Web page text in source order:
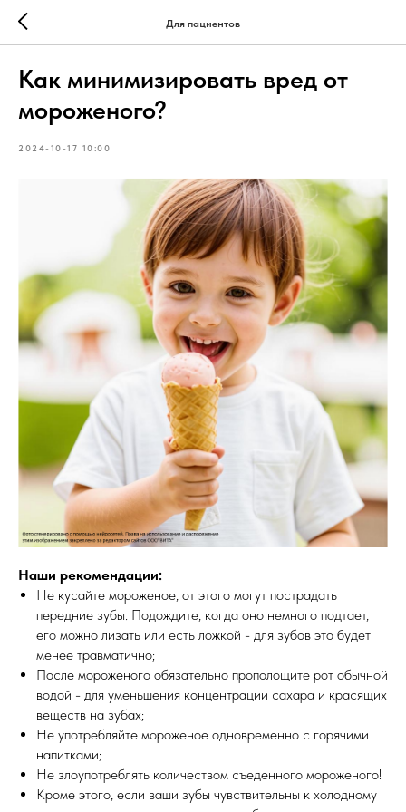
Для пациентов
Как минимизировать вред от
мороженого?
2024-10-17 10:00
Наши рекомендации:
Не кусайте мороженое, от этого могут пострадать
передние зубы. Подождите, когда оно немного подтает,
его можно лизать или есть ложкой - для зубов это будет
менее травматично;
После мороженого обязательно прополощите рот обычной
водой - для уменьшения концентрации сахара и красящих
веществ на зубах;
Не употребляйте мороженое одновременно с горячими
напитками;
Не злоупотреблять количеством съеденного мороженого!
Кроме этого, если ваши зубы чувствительны к холодному